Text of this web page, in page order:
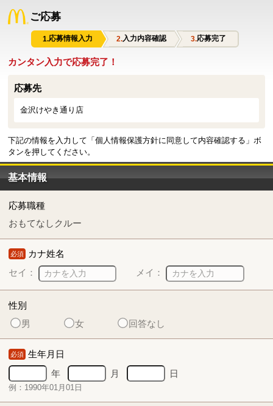
ご応募
応募情報入力 入力内容確認 応募完了
カンタン入力で応募完了！
応募先
金沢けやき通り店
下記の情報を入力して「個人情報保護方針に同意して内容確認する」ボ
タンを押してください。
基本情報
応募職種
おもてなしクルー
必須 カナ姓名
セイ：
メイ：
性別
男
女 回答なし
必須 生年月日
年
月 日
例：1990年01月01日